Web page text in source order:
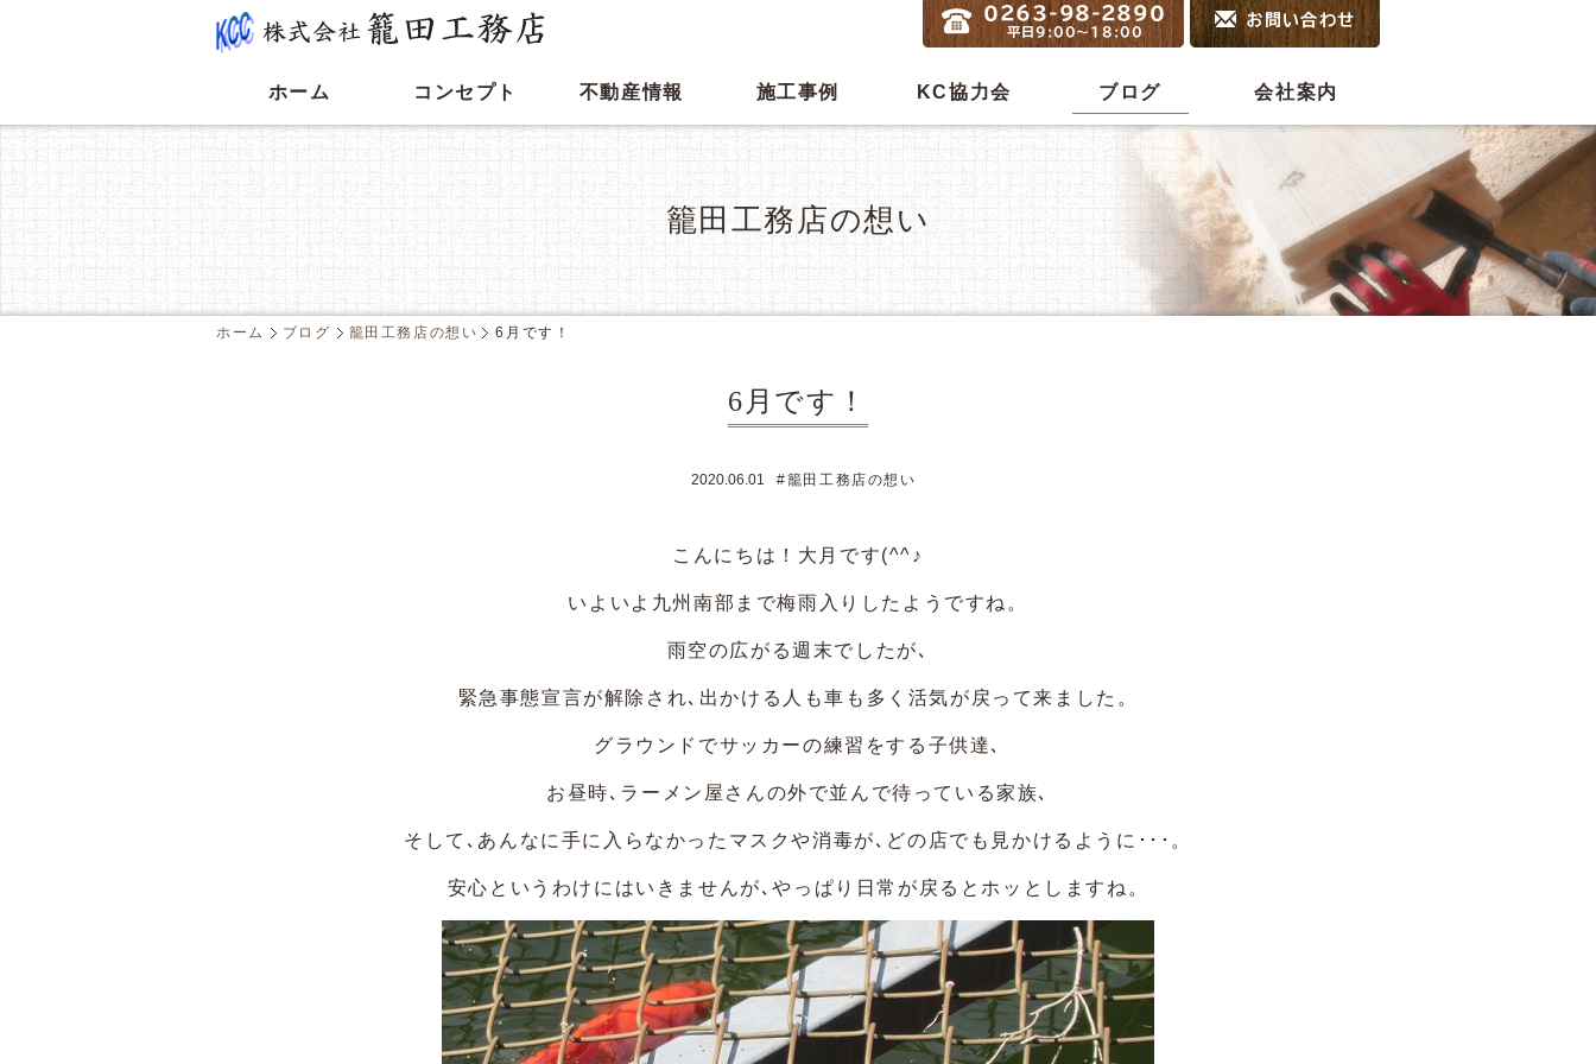
ホーム コンセプト 不動産情報 施工事例 KC協力会 ブログ 会社案内
籠田工務店の想い
ホーム ブログ 籠田工務店の想い 6月です！
6月です！
2020.06.01 #籠田工務店の想い
こんにちは！大月です(^^♪
いよいよ九州南部まで梅雨入りしたようですね。
雨空の広がる週末でしたが､
緊急事態宣言が解除され､出かける人も車も多く活気が戻って来ました。
グラウンドでサッカーの練習をする子供達､
お昼時､ラーメン屋さんの外で並んで待っている家族､
そして､あんなに手に入らなかったマスクや消毒が､どの店でも見かけるように･･･。
安心というわけにはいきませんが､やっぱり日常が戻るとホッとしますね。